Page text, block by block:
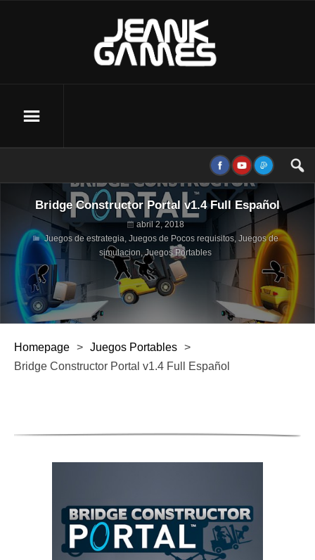
Bridge Constructor Portal v1.4 Full Español
abril 2, 2018
Juegos de estrategia, Juegos de Pocos requisitos, Juegos de
simulacion,Juegos Portables
Homepage > Juegos Portables >
Bridge Constructor Portal v1.4 Full Español